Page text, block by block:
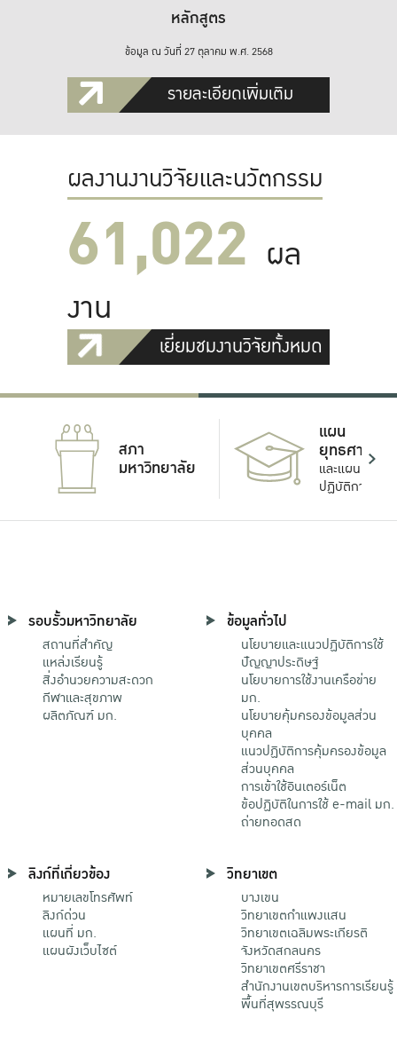
หลักสูตร
ข้อมูล ณ วันที่ 27 ตุลาคม พ.ศ. 2568
รายละเอียดเพิ่มเติม
ผลงานงานวิจัยและนวัตกรรม
61,022 ผล
งาน
เยี่ยมชมงานวิจัยทั้งหมด
สภา
มหาวิทยาลัย
แผน
ยุทธศาสตร์
และแผน
ปฏิบัติการ
รอบรั้วมหาวิทยาลัย
สถานที่สำคัญ
แหล่งเรียนรู้
สิ่งอำนวยความสะดวก
กีฬาและสุขภาพ
ผลิตภัณฑ์ มก.
ข้อมูลทั่วไป
นโยบายและแนวปฏิบัติการใช้
ปัญญาประดิษฐ์
นโยบายการใช้งานเครือข่าย
มก.
นโยบายคุ้มครองข้อมูลส่วน
บุคคล
แนวปฏิบัติการคุ้มครองข้อมูล
ส่วนบุคคล
การเข้าใช้อินเตอร์เน็ต
ข้อปฏิบัติในการใช้ e-mail มก.
ถ่ายทอดสด
ลิงก์ที่เกี่ยวข้อง
หมายเลขโทรศัพท์
ลิงก์ด่วน
แผนที่ มก.
แผนผังเว็บไซต์
วิทยาเขต
บางเขน
วิทยาเขตกําแพงแสน
วิทยาเขตเฉลิมพระเกียรติ
จังหวัดสกลนคร
วิทยาเขตศรีราชา
สำนักงานเขตบริหารการเรียนรู้
พื้นที่สุพรรณบุรี